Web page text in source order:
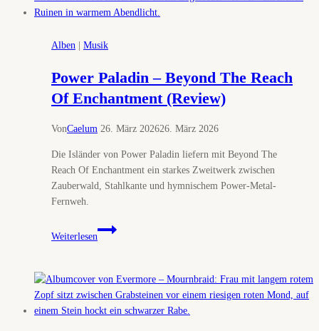
(Review)
Alben Musik
Power Paladin – Beyond The Reach
Of Enchantment (Review)
VonCaelum 26. März 202626. März 2026
Die Isländer von Power Paladin liefern mit Beyond The
Reach Of Enchantment ein starkes Zweitwerk zwischen
Zauberwald, Stahlkante und hymnischem Power-Metal-
Fernweh.
Weiterlesen
Power
Paladin
Beyond
The
Reach